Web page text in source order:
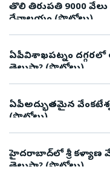
తొలి తిరుపతి 9000
దేవాలయం (ఫొటోలు)
ఏపీ : విశాఖపట్నం
తెలుసా? (ఫొటోలు)
ఏపీ : అద్భుతమైన
(ఫొటోలు)
హైదరాబాద్‌లో శ్రీ కళ్యాణ
తెలుసా? (ఫొటోలు)